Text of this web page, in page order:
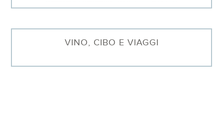
VINO, CIBO E VIAGGI